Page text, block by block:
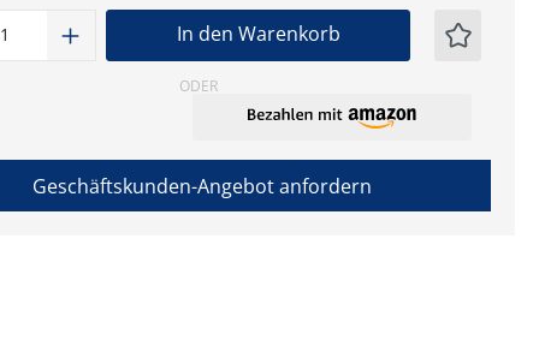
Anzahl: Gib den gewünschten Wert
In den Warenkorb
ODER
Geschäftskunden-Angebot anfordern